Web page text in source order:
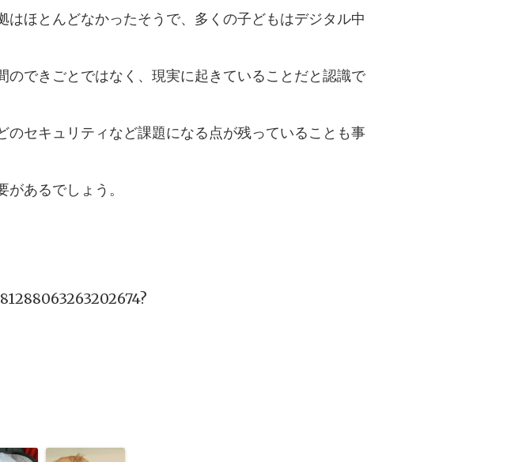
ほとんどなかったそうで、多くの子どもはデジタル中
できごとではなく、現実に起きていることだと認識で
セキュリティなど課題になる点が残っていることも事
あるでしょう。